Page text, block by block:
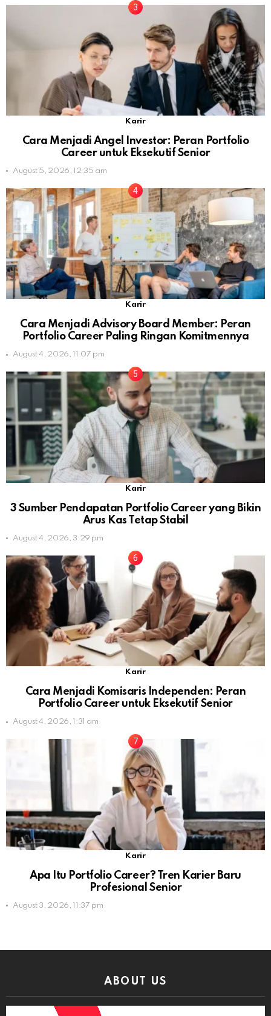
Karir
Cara Menjadi Angel Investor: Peran Portfolio
Career untuk Eksekutif Senior
August 5, 2026, 12:35 am
Karir
Cara Menjadi Advisory Board Member: Peran
Portfolio Career Paling Ringan Komitmennya
August 4, 2026, 11:07 pm
Karir
3 Sumber Pendapatan Portfolio Career yang Bikin
Arus Kas Tetap Stabil
August 4, 2026, 3:29 pm
Karir
Cara Menjadi Komisaris Independen: Peran
Portfolio Career untuk Eksekutif Senior
August 4, 2026, 1:31 am
Karir
Apa Itu Portfolio Career? Tren Karier Baru
Profesional Senior
August 3, 2026, 11:37 pm
ABOUT US